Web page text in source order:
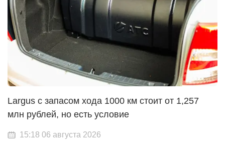
Largus с запасом хода 1000 км стоит от 1,257
млн рублей, но есть условие
15:18 06 августа 2026